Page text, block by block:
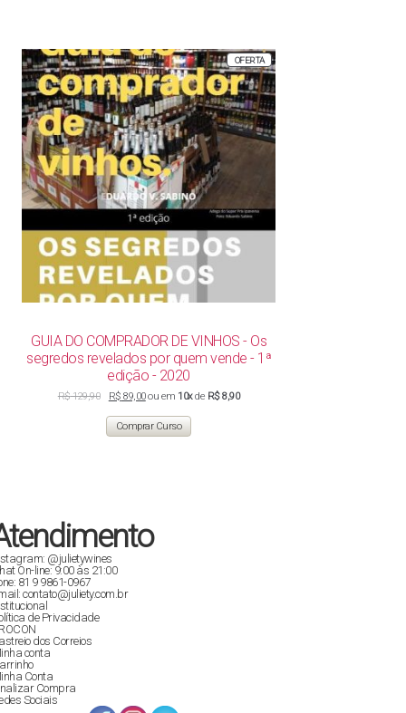
OFERTAPRODUTO
EM
PROMOÇÃO
GUIA DO COMPRADOR DE VINHOS - Os
segredos revelados por quem vende - 1ª
edição - 2020
R$129,90
preço
original
R$ 129,90.
R$ 89,00O
preço
atual
é:
R$ 89,00.
ou em 10xde R$ 8,90
Comprar Curso
@julietywines
On-line: 9:00 às 21:00
81 9 9861-0967
contato@juliety.com.br
de Privacidade
dos Correios
conta
Conta
Compra
Sociais